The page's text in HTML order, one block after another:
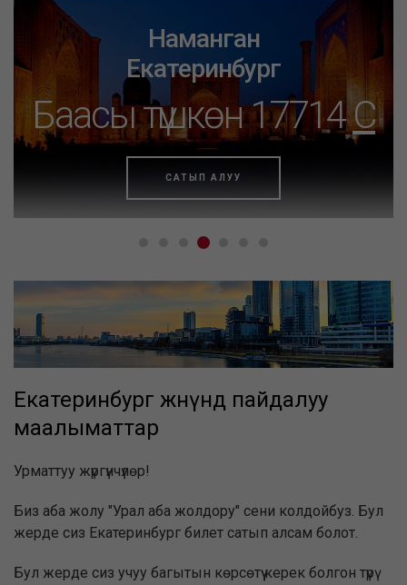
Наманган
Екатеринбург
Баасы түшкөн 17714C
САТЫП АЛУУ
Екатеринбург жөнүндө пайдалуу
маалыматтар
Урматтуу жүргүнчүлөр!
Биз аба жолу "Урал аба жолдору" сени колдойбуз. Бул
жерде сиз Екатеринбург билет сатып алсам болот.
Бул жерде сиз учуу багытын көрсөтүү керек болгон түрү